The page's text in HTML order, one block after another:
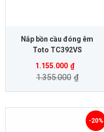
Nắp bồn cầu đóng êm
Toto TC392VS
1.155.000 ₫
1.355.000 ₫
-20%